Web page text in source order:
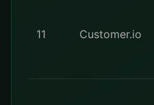
11 Customer.io